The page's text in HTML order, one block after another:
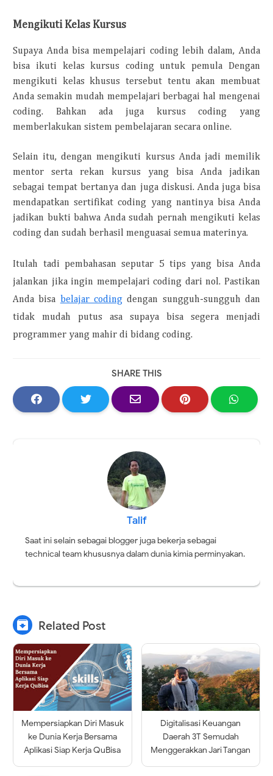
Mengikuti Kelas Kursus
Supaya Anda bisa mempelajari coding lebih dalam, Anda
bisa ikuti kelas kursus coding untuk pemula Dengan
mengikuti kelas khusus tersebut tentu akan membuat
Anda semakin mudah mempelajari berbagai hal mengenai
coding. Bahkan ada juga kursus coding yang
memberlakukan sistem pembelajaran secara online.
Selain itu, dengan mengikuti kursus Anda jadi memilik
mentor serta rekan kursus yang bisa Anda jadikan
sebagai tempat bertanya dan juga diskusi. Anda juga bisa
mendapatkan sertifikat coding yang nantinya bisa Anda
jadikan bukti bahwa Anda sudah pernah mengikuti kelas
coding dan sudah berhasil menguasai semua materinya.
Itulah tadi pembahasan seputar 5 tips yang bisa Anda
jalankan jika ingin mempelajari coding dari nol. Pastikan
Anda bisa belajar coding dengan sungguh-sungguh dan
tidak mudah putus asa supaya bisa segera menjadi
programmer yang mahir di bidang coding.
SHARE THIS
Talif
Saat ini selain sebagai blogger juga bekerja sebagai
technical team khususnya dalam dunia kimia perminyakan.
 Related Post
Mempersiapkan Diri Masuk
ke Dunia Kerja Bersama
Aplikasi Siap Kerja QuBisa
Digitalisasi Keuangan
Daerah 3T Semudah
Menggerakkan Jari Tangan